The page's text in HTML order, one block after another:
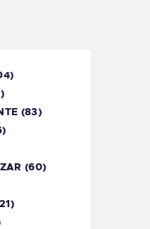
(83)
(60)